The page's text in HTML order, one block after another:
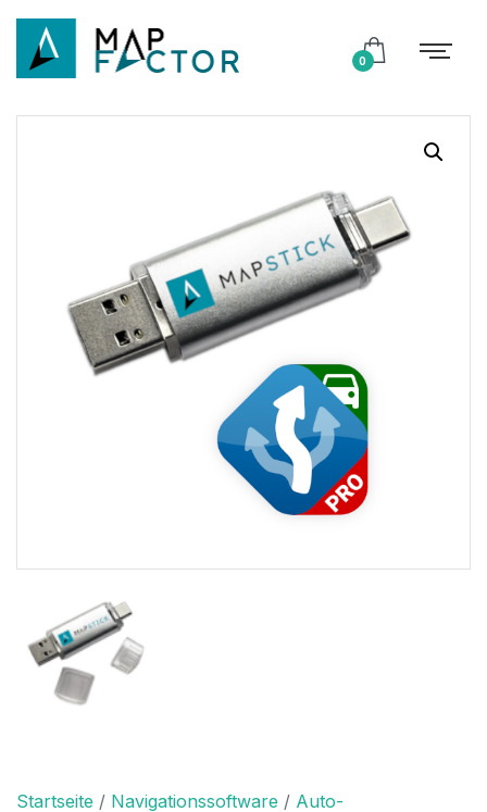
0
Shop
Startseite / Navigationssoftware / Auto-